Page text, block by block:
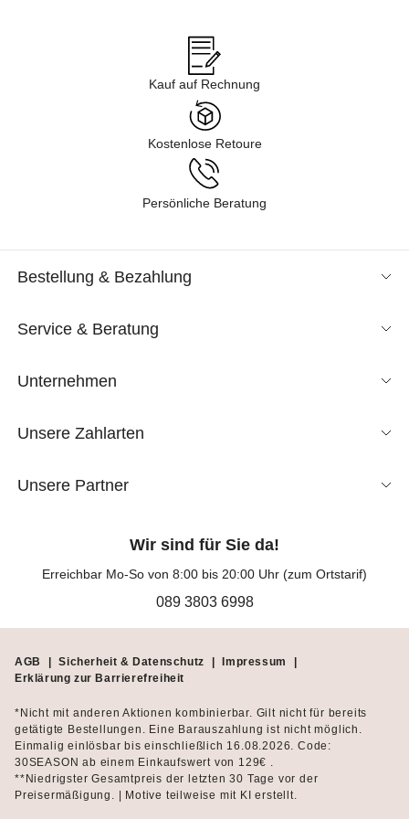
Business über Freizeit & Homewear bis zur Nachtwäsche. Lassen
Sie sich durch unsere Kollektion inspirieren und finden Sie neue
Lieblingsstücke für Ihren Kleiderschrank. Tauchen Sie ein in
unsere Shoppingwelt und lassen Sie sich exklusive Mode
entspannt nach Hause liefern. Wir sind gespannt, was Sie
Kauf auf Rechnung
Kostenlose Retoure
Persönliche Beratung
Bestellung & Bezahlung
Service & Beratung
Unternehmen
Unsere Zahlarten
Unsere Partner
Wir sind für Sie da!
Erreichbar Mo-So von 8:00 bis 20:00 Uhr (zum Ortstarif)
089 3803 6998
AGB Sicherheit & Datenschutz Impressum
Erklärung zur Barrierefreiheit
*Nicht mit anderen Aktionen kombinierbar. Gilt nicht für bereits
getätigte Bestellungen. Eine Barauszahlung ist nicht möglich.
Einmalig einlösbar bis einschließlich 16.08.2026. Code:
30SEASON ab einem Einkaufswert von 129€ .
**Niedrigster Gesamtpreis der letzten 30 Tage vor der
Preisermäßigung. | Motive teilweise mit KI erstellt.